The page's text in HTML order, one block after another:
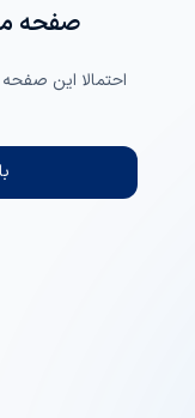
صفحه
احتمالا این